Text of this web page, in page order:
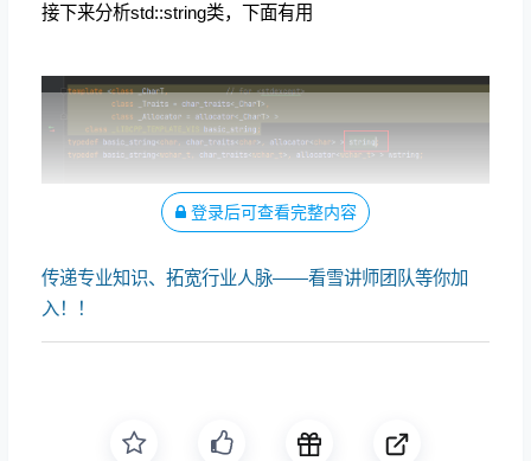
接下来分析std::string类，下面有用
再看basic_string 登录后可查看完整内容
传递专业知识、拓宽行业人脉——看雪讲师团队等你加
入！！